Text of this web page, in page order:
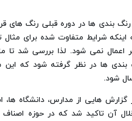
رنگ بندی ها در دوره قبلی رنگ های
اینکه شرایط متفاوت شده برای
نمی شود. لذا بررسی شد تا
بندی ها در نظر گرفته شود که
شود.
گزارش هایی از مدارس، دانشگاه
آن تاکید شد که در حوزه